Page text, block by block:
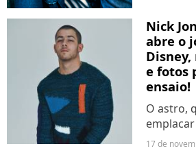
Nick
abre o
e fotos
ensaio!
O astro,
estrela
17 de